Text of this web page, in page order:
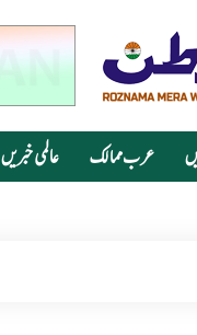
عرب ممالک عالمی خبریں